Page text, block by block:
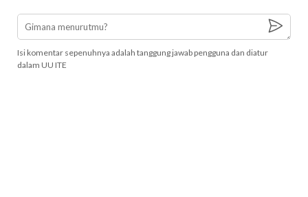
Isi komentar sepenuhnya adalah tanggung jawab pengguna dan diatur
dalam UU ITE